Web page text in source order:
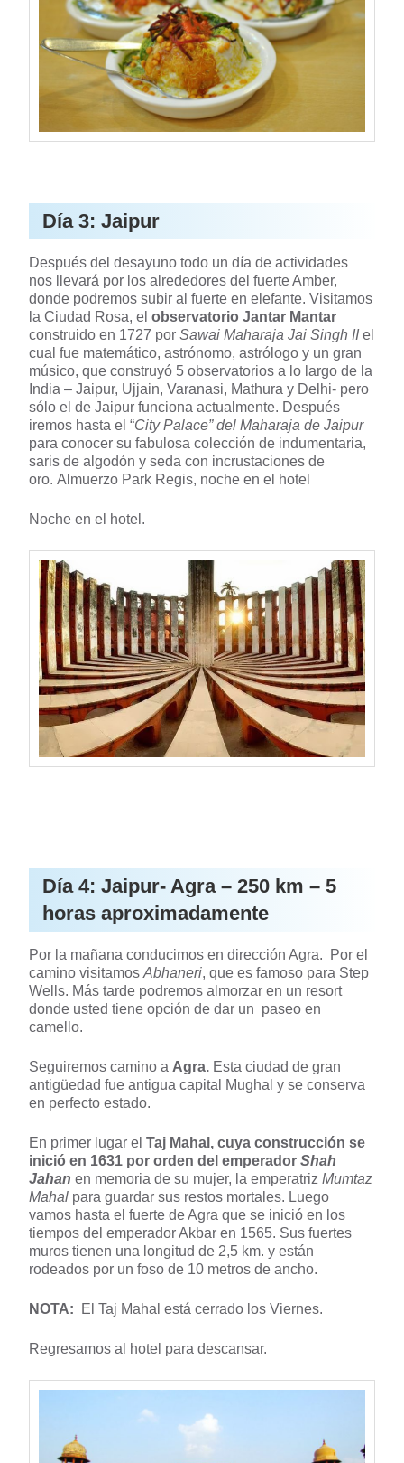
Día 3: Jaipur
Después del desayuno todo un día de actividades
nos llevará por los alrededores del fuerte Amber,
donde podremos subir al fuerte en elefante. Visitamos
la Ciudad Rosa, elobservatorio Jantar Mantar
construido en 1727 porSawai Maharaja Jai Singh IIel
cual fue matemático, astrónomo, astrólogo y un gran
músico, que construyó 5 observatorios a lo largo de la
India – Jaipur, Ujjain, Varanasi, Mathura y Delhi- pero
sólo el de Jaipur funciona actualmente. Después
iremos hasta el “City Palace” del Maharaja de Jaipur
para conocer su fabulosa colección de indumentaria,
saris de algodón y seda con incrustaciones de
oro. Almuerzo Park Regis, noche en el hotel
Noche en el hotel.
Día 4: Jaipur- Agra – 250 km – 5
horas aproximadamente
Por la mañana conducimos en dirección Agra. Por el
camino visitamosAbhaneri, que es famoso para Step
Wells. Más tarde podremos almorzar en un resort
donde usted tiene opción de dar un paseo en
camello.
Seguiremos camino aAgra. Esta ciudad de gran
antigüedad fue antigua capital Mughal y se conserva
en perfecto estado.
En primer lugar elTaj Mahal, cuya construcción se
inició en 1631 por orden del emperadorShah
Jahan en memoria de su mujer, la emperatrizMumtaz
Mahal para guardar sus restos mortales. Luego
vamos hasta el fuerte de Agra que se inició en los
tiempos del emperador Akbar en 1565. Sus fuertes
muros tienen una longitud de 2,5 km. y están
rodeados por un foso de 10 metros de ancho.
NOTA: El Taj Mahal está cerrado los Viernes.
Regresamos al hotel para descansar.